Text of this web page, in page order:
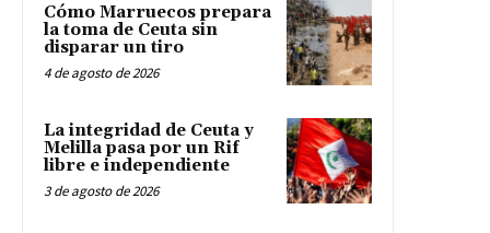
Cómo Marruecos prepara
la toma de Ceuta sin
disparar un tiro
4 de agosto de 2026
La integridad de Ceuta y
Melilla pasa por un Rif
libre e independiente
3 de agosto de 2026